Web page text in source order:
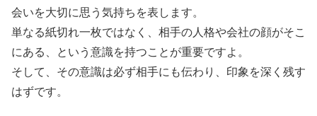
会いを大切に思う気持ちを表します。
単なる紙切れ一枚ではなく、相手の人格や会社の顔がそこ
にある、という意識を持つことが重要ですよ。
そして、その意識は必ず相手にも伝わり、印象を深く残す
はずです。